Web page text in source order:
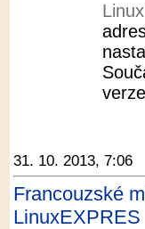
31. 10. 2013, 7:06
Francouzské
LinuxEXPRES